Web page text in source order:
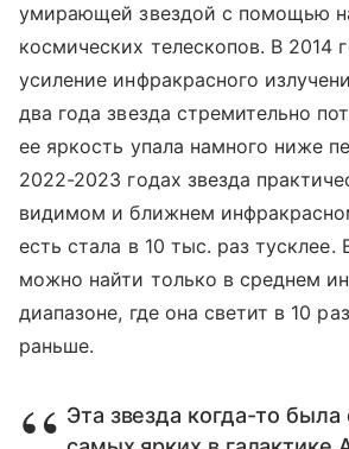
умирающей звездой с помощью
космических телескопов. В 2014
усиление инфракрасного
два года звезда стремительно
ее яркость упала намного ниже
2022-2023 годах звезда
видимом и ближнем
есть стала в 10 тыс. раз тусклее.
можно найти только в среднем
диапазоне, где она светит в 10
раньше.
Эта звезда когда-то была